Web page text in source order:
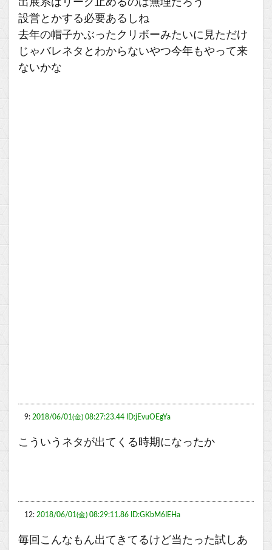
設営とかする必要あるしね
去年の帽子かぶったクリボーみたいに見ただけ
じゃバレネタとわからないやつ今年もやって来
ないかな
9: 2018/06/01(金) 08:27:23.44 ID:jEvuOEgYa
こういうネタが出てくる時期になったか
12: 2018/06/01(金) 08:29:11.86 ID:GKbM6IEHa
毎回こんなもん出てきてるけど当たった試しあ